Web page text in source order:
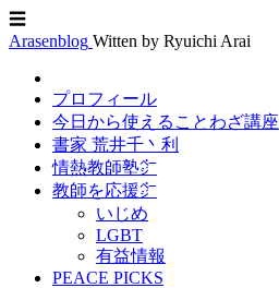
☰
Arasenblog Witten by Ryuichi Arai
プロフィール
今日から使えることわざ講座
書家 荒井千丶利
情熱教師塾㌻
教師を応援㌻
いじめ
LGBT
有益情報
PEACE PICKS